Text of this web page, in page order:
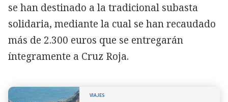
se han destinado a la tradicional subasta
solidaria, mediante la cual se han recaudado
más de 2.300 euros que se entregarán
íntegramente a Cruz Roja.
VIAJES